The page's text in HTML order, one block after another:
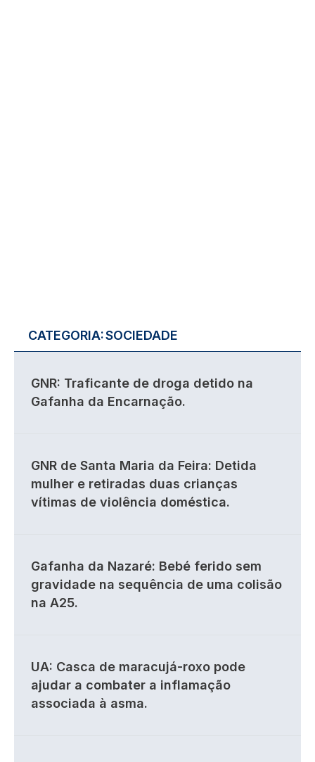
CATEGORIA:SOCIEDADE
GNR: Traficante de droga detido na
Gafanha da Encarnação.
GNR de Santa Maria da Feira: Detida
mulher e retiradas duas crianças
vítimas de violência doméstica.
Gafanha da Nazaré: Bebé ferido sem
gravidade na sequência de uma colisão
na A25.
UA: Casca de maracujá-roxo pode
ajudar a combater a inflamação
associada à asma.